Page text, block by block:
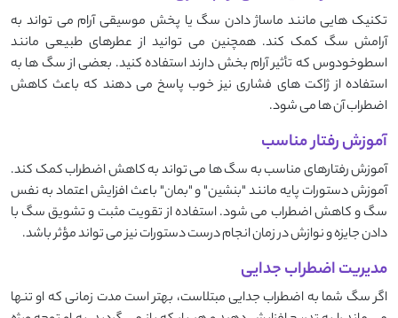
تکنیک ‌هایی مانند ماساژ دادن سگ یا پخش موسیقی آرام می ‌تواند به
آرامش سگ کمک کند. همچنین می‌ توانید از عطرهای طبیعی مانند
اسطوخودوس که تأثیر آرام ‌بخش دارند استفاده کنید. بعضی از سگ ‌ها به
استفاده از ژاکت ‌های فشاری نیز خوب پاسخ می ‌دهند که باعث کاهش
اضطراب آن ‌ها می ‌شود.
آموزش رفتار مناسب
آموزش رفتارهای مناسب به سگ ‌ها می ‌تواند به کاهش اضطراب کمک کند.
آموزش دستورات پایه مانند "بنشین" و "بمان" باعث افزایش اعتماد به نفس
سگ و کاهش اضطراب می ‌شود. استفاده از تقویت مثبت و تشویق سگ با
دادن جایزه و نوازش در زمان انجام درست دستورات نیز می ‌تواند مؤثر باشد.
مدیریت اضطراب جدایی
اگر سگ شما به اضطراب جدایی مبتلاست، بهتر است مدت زمانی که او تنها